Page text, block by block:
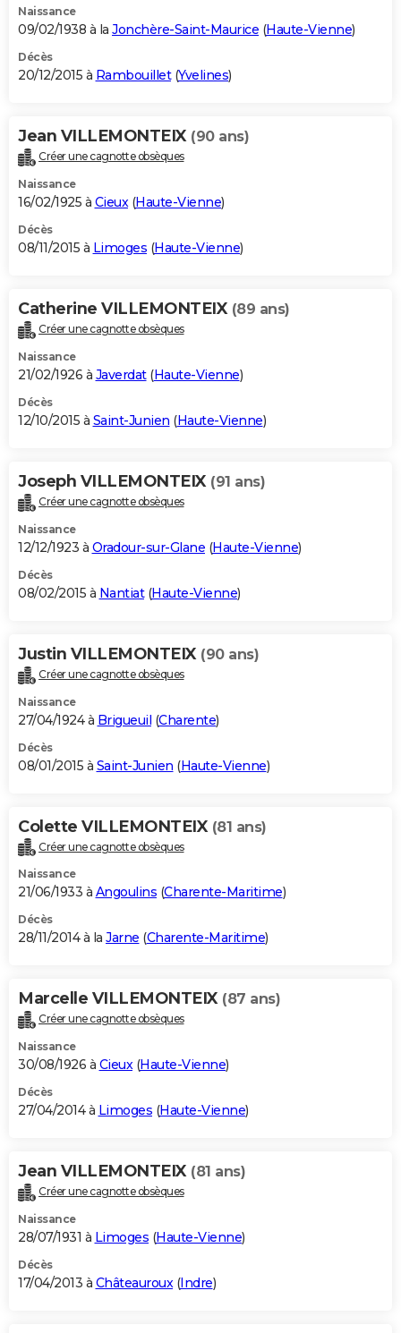
Naissance
09/02/1938 à la Jonchère-Saint-Maurice (Haute-Vienne)
Décès
20/12/2015 à Rambouillet(Yvelines)
Jean VILLEMONTEIX (90 ans)
Créer une cagnotte obsèques
Naissance
16/02/1925 à Cieux(Haute-Vienne)
Décès
08/11/2015 à Limoges (Haute-Vienne)
Catherine VILLEMONTEIX (89 ans)
Créer une cagnotte obsèques
Naissance
21/02/1926 à Javerdat(Haute-Vienne)
Décès
12/10/2015 à Saint-Junien (Haute-Vienne)
Joseph VILLEMONTEIX (91 ans)
Créer une cagnotte obsèques
Naissance
12/12/1923 à Oradour-sur-Glane (Haute-Vienne)
Décès
08/02/2015 à Nantiat(Haute-Vienne)
Justin VILLEMONTEIX (90 ans)
Créer une cagnotte obsèques
Naissance
27/04/1924 à Brigueuil (Charente)
Décès
08/01/2015 à Saint-Junien (Haute-Vienne)
Colette VILLEMONTEIX (81 ans)
Créer une cagnotte obsèques
Naissance
21/06/1933 à Angoulins (Charente-Maritime)
Décès
28/11/2014 à la Jarne (Charente-Maritime)
Marcelle VILLEMONTEIX (87 ans)
Créer une cagnotte obsèques
Naissance
30/08/1926 à Cieux(Haute-Vienne)
Décès
27/04/2014 à Limoges (Haute-Vienne)
Jean VILLEMONTEIX (81 ans)
Créer une cagnotte obsèques
Naissance
28/07/1931 à Limoges (Haute-Vienne)
Décès
17/04/2013 à Châteauroux(Indre)